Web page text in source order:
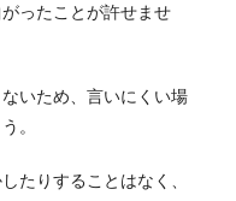
ったことが許せませ
いため、言いにくい場
。
たりすることはなく、